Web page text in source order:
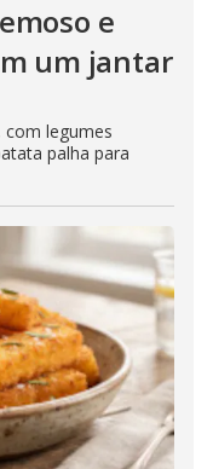
e
um jantar
com legumes
palha para